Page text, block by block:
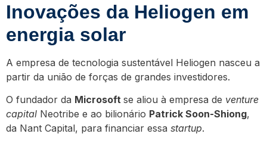
Inovações da Heliogen em
energia solar
A empresa de tecnologia sustentável Heliogen nasceu a
partir da união de forças de grandes investidores.
O fundador da Microsoft se aliou à empresa de venture
capital Neotribe e ao bilionário Patrick Soon-Shiong,
da Nant Capital, para financiar essa startup.